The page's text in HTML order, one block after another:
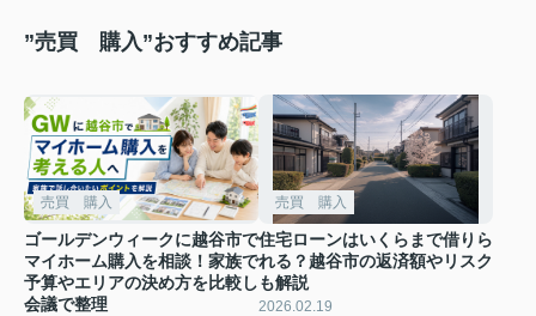
”売買 購入”おすすめ記事
売買 購入
ゴールデンウィークに越谷市で
マイホーム購入を相談！家族で
予算やエリアの決め方を比較し
会議で整理
売買 購入
住宅ローンはいくらまで借りら
れる？越谷市の返済額やリスク
も解説
2026.02.19